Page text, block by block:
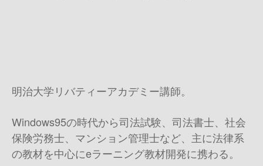
明治大学リバティーアカデミー講師。
Windows95の時代から司法試験、司法書士、社会
保険労務士、マンション管理士など、主に法律系
の教材を中心にeラーニング教材開発に携わる。